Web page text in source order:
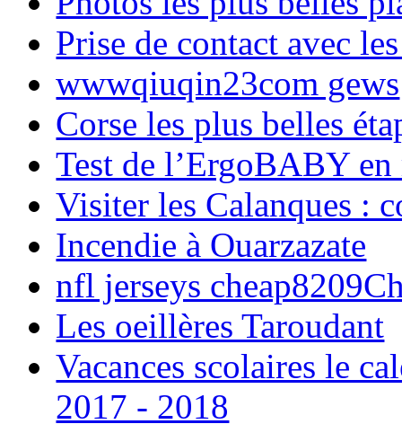
Prise de contact avec
wwwqiuqin23com gews
Corse les plus belles
Test de l’ErgoBABY en
Visiter les Calanques :
Incendie à Ouarzazate
nfl jerseys
Les oeillères Taroudant
Vacances scolaires le
2017 - 2018